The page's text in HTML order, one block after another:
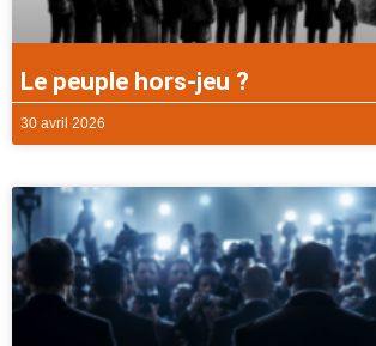
Le peuple hors-jeu ?
30 avril 2026